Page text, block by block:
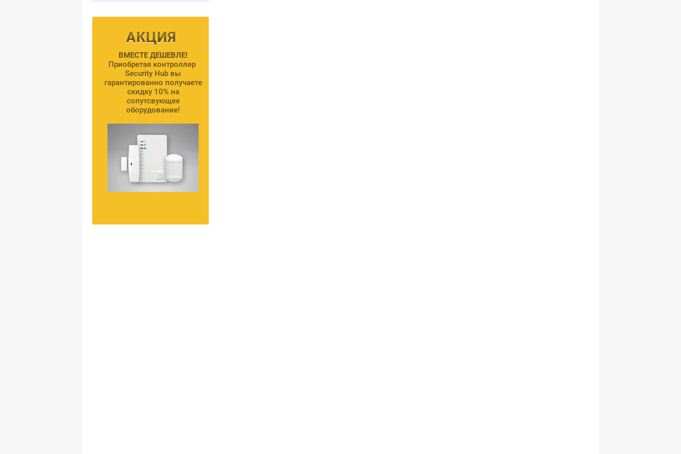
ВМЕСТЕ ДЕШЕВЛЕ!
Приобретая контроллер
Security Hub вы
гарантированно получаете
скидку 10% на
сопутсвующее
оборудование!